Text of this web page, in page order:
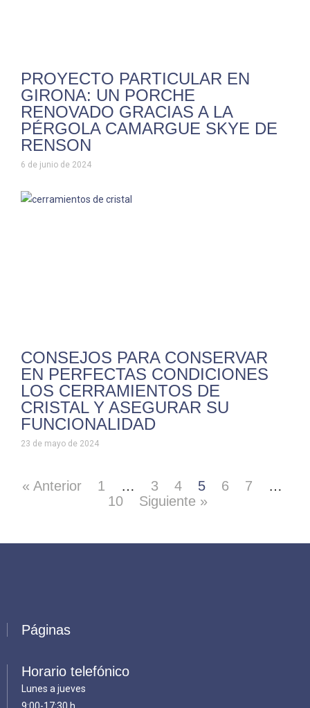
PROYECTO PARTICULAR EN
GIRONA: UN PORCHE
RENOVADO GRACIAS A LA
PÉRGOLA CAMARGUE SKYE DE
RENSON
6 de junio de 2024
CONSEJOS PARA CONSERVAR
EN PERFECTAS CONDICIONES
LOS CERRAMIENTOS DE
CRISTAL Y ASEGURAR SU
FUNCIONALIDAD
23 de mayo de 2024
« Anterior 1 … 3 4 5 6 7
…
10
Siguiente »
Páginas
Horario telefónico
Lunes a jueves